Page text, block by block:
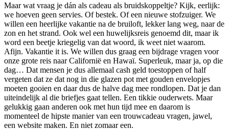
Maar wat vraag je dán als cadeau als bruidskoppeltje? Kijk, eerlijk:
we hoeven geen servies. Of bestek. Of een nieuwe stofzuiger. We
willen een heerlijke vakantie na de bruiloft, lekker lang weg, naar de
zon en het strand. Ook wel een huwelijksreis genoemd dit, maar ik
word een beetje kriegelig van dat woord, ik weet niet waarom.
Afijn. Vakantie it is. We willen dus graag een bijdrage vragen voor
onze grote reis naar Californië en Hawaï. Superleuk, maar ja, op die
dag… Dat mensen je dus allemaal cash geld toestoppen of half
vergeten dat ze dat nog in die glazen pot met gouden envelopjes
moeten gooien en daar dus de halve dag mee rondlopen. Dat je dan
uiteindelijk al die briefjes gaat tellen. Een tikkie ouderwets. Maar
gelukkig gaan anderen ook met hun tijd mee en daarom is
momenteel de hipste manier van een trouwcadeau vragen, jawel,
een website maken. En niet zomaar een.